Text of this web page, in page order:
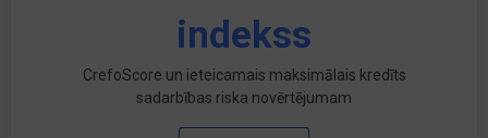
indekss
CrefoScore un ieteicamais maksimālais kredīts
sadarbības riska novērtējumam